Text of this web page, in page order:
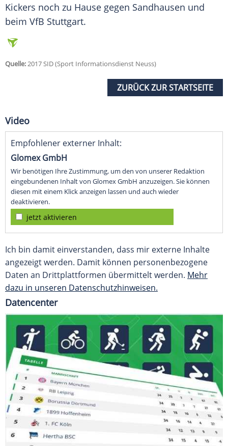
Kickers noch zu Hause gegen Sandhausen und
beim VfB Stuttgart.
Quelle:2017 SID (Sport Informationsdienst Neuss)
ZURÜCK ZUR STARTSEITE
Video
Empfohlener externer Inhalt:
Glomex GmbH
Wir benötigen Ihre Zustimmung, um den von unserer Redaktion
eingebundenen Inhalt von Glomex GmbH anzuzeigen. Sie können
diesen mit einem Klick anzeigen lassen und auch wieder
deaktivieren.
jetzt aktivieren
Ich bin damit einverstanden, dass mir externe Inhalte
angezeigt werden. Damit können personenbezogene
Daten an Drittplattformen übermittelt werden. Mehr
dazu in unseren Datenschutzhinweisen.
Datencenter